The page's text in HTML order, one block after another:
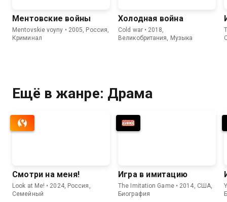
Ментовские войны
Mentovskie voyny • 2005, Россия,
Криминал
Холодная война
Cold war • 2018,
Великобритания, Музыка
Ещё в жанре: Драма
Смотри на меня!
Look at Me! • 2024, Россия,
Семейный
Игра в имитацию
The Imitation Game • 2014, США,
Биография